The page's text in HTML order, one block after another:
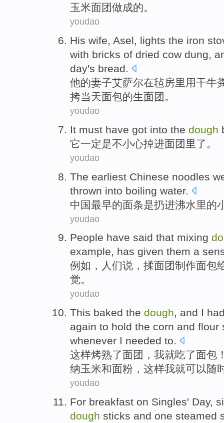
玉米面团做成的。
youdao
His wife, Asel, lights the iron
with bricks of dried cow dung,
day's bread.
他的妻子艾萨尔在毡房里用干牛
拷当天面包的生面团 。
youdao
It must have got into the dough
它一定是不小心掉进面团里了。
youdao
The earliest Chinese noodles
thrown into boiling water.
中 国最早的面条是扔进沸水里的
youdao
People have said that mixing
example, has given them a
例 如，人们说，揉面团制作面包
觉。
youdao
This baked the dough, and I
again to hold the corn and
whenever I needed to.
这样烤熟了面团，我就吃了面包
纳玉米和面粉，这样我就可以随
youdao
For breakfast on Singles' Day,
dough sticks and one steamed